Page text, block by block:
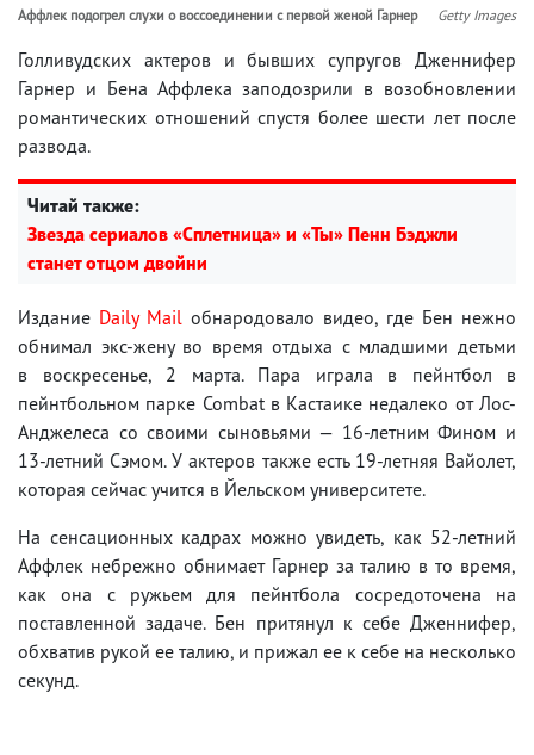
Аффлек подогрел слухи о воссоединении с первой женой Гарнер Getty Images
Голливудских актеров и бывших супругов Дженнифер
Гарнер и Бена Аффлека заподозрили в возобновлении
романтических отношений спустя более шести лет после
развода.
Читай также:
Звезда сериалов «Сплетница» и «Ты» Пенн Бэджли
станет отцом двойни
Издание Daily Mail обнародовало видео, где Бен нежно
обнимал экс-жену во время отдыха с младшими детьми
в воскресенье, 2 марта. Пара играла в пейнтбол в
пейнтбольном парке Combat в Кастаике недалеко от Лос-
Анджелеса со своими сыновьями — 16-летним Фином и
13-летний Сэмом. У актеров также есть 19-летняя Вайолет,
которая сейчас учится в Йельском университете.
На сенсационных кадрах можно увидеть, как 52-летний
Аффлек небрежно обнимает Гарнер за талию в то время,
как она с ружьем для пейнтбола сосредоточена на
поставленной задаче. Бен притянул к себе Дженнифер,
обхватив рукой ее талию, и прижал ее к себе на несколько
секунд.